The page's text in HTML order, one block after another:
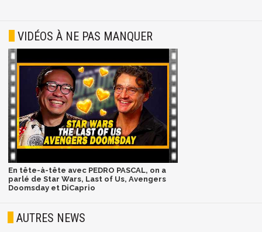
VIDÉOS À NE PAS MANQUER
En tête-à-tête avec PEDRO PASCAL, on a
parlé de Star Wars, Last of Us, Avengers
Doomsday et DiCaprio
AUTRES NEWS